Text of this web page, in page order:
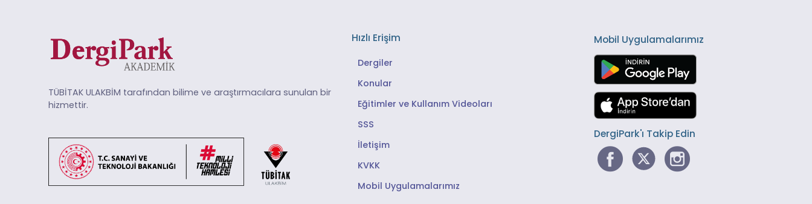
TÜBİTAK ULAKBİM tarafından bilime ve araştırmacılara sunulan bir
hizmettir.
Hızlı Erişim
Dergiler
Konular
Eğitimler ve Kullanım Videoları
SSS
İletişim
KVKK
Mobil Uygulamalarımız
Mobil Uygulamalarımız
DergiPark'ı Takip Edin